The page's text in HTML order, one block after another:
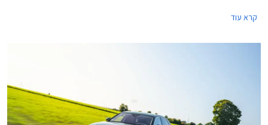
את החברה בשנת 1,910.
קרא עוד